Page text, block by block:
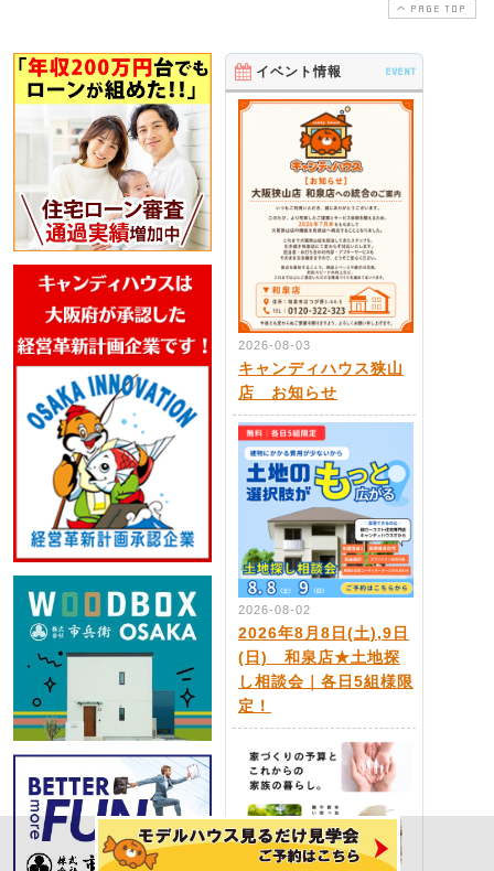
PAGE TOP
イベント情報 EVENT
2026-08-03
キャンディハウス狭山
店 お知らせ
2026-08-02
2026年8月8日(土),9日
(日) 和泉店★土地探
し相談会｜各日5組様限
定！